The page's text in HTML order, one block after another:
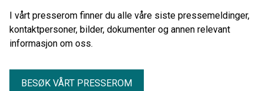
I vårt presserom finner du alle våre siste pressemeldinger,
kontaktpersoner, bilder, dokumenter og annen relevant
informasjon om oss.
BESØK VÅRT PRESSEROM